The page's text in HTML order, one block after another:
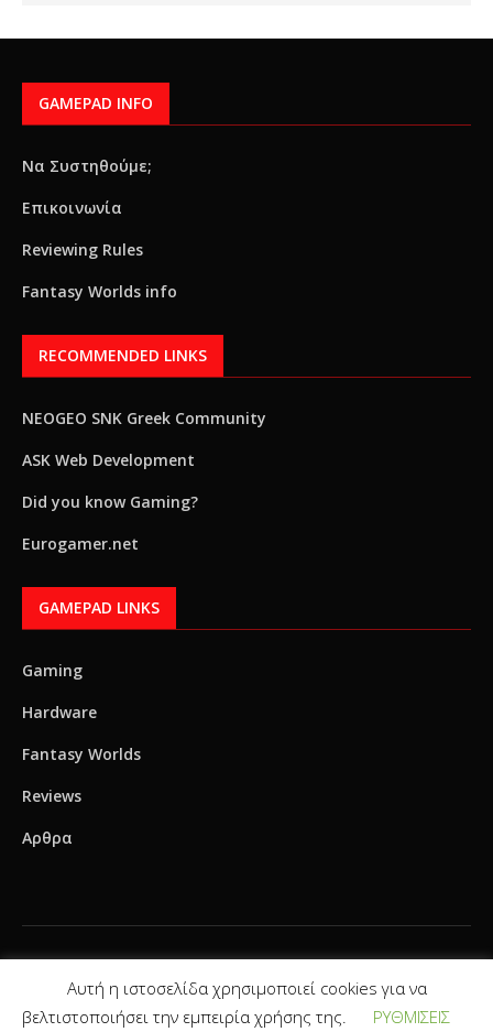
GAMEPAD INFO
Να Συστηθούμε;
Επικοινωνία
Reviewing Rules
Fantasy Worlds info
RECOMMENDED LINKS
NEOGEO SNK Greek Community
ASK Web Development
Did you know Gaming?
Eurogamer.net
GAMEPAD LINKS
Gaming
Hardware
Fantasy Worlds
Reviews
Αρθρα
Αυτή η ιστοσελίδα χρησιμοποιεί cookies για να
βελτιστοποιήσει την εμπειρία χρήσης της.
ΡΥΘΜΙΣΕΙΣ